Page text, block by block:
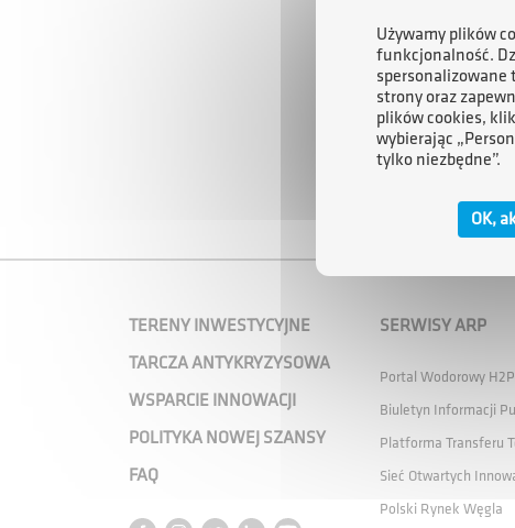
TERENY INWESTYCYJNE
TARCZA ANTYKRYZYSOWA
WSPARCIE INNOWACJI
POLITYKA NOWEJ SZANSY
FAQ
SERWISY ARP
Portal Wodorowy
Biuletyn Informacji
Platforma Transferu
Sieć Otwartych
Polski Rynek Węgla
Używamy plików
funkcjonalność.
spersonalizowane
strony oraz
plików cookies,
wybierając
tylko niezbędne”.
OK,